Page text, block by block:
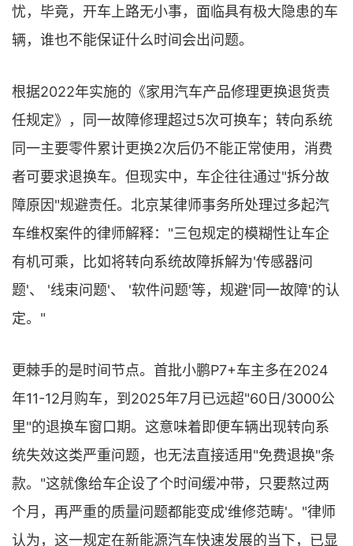
忧，毕竟，开车上路无小事，面临具有极大隐患的车
辆，谁也不能保证什么时间会出问题。
根据2022年实施的《家用汽车产品修理更换退货责
任规定》，同一故障修理超过5次可换车；转向系统
同一主要零件累计更换2次后仍不能正常使用，消费
者可要求退换车。但现实中，车企往往通过"拆分故
障原因"规避责任。北京某律师事务所处理过多起汽
车维权案件的律师解释："三包规定的模糊性让车企
有机可乘，比如将转向系统故障拆解为'传感器问
题'、 '线束问题'、 '软件问题'等，规避'同一故障'的认
定。"
更棘手的是时间节点。首批小鹏P7+车主多在2024
年11-12月购车，到2025年7月已远超"60日/3000公
里"的退换车窗口期。这意味着即便车辆出现转向系
统失效这类严重问题，也无法直接适用"免费退换"条
款。"这就像给车企设了个时间缓冲带，只要熬过两
个月，再严重的质量问题都能变成'维修范畴'。"律师
认为，这一规定在新能源汽车快速发展的当下，已显